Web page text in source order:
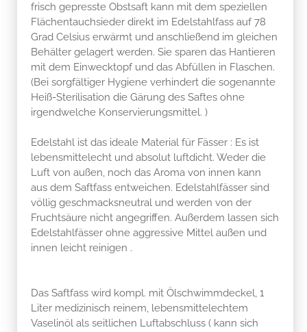
frisch gepresste Obstsaft kann mit dem speziellen
Flächentauchsieder direkt im Edelstahlfass auf 78
Grad Celsius erwärmt und anschließend im gleichen
Behälter gelagert werden. Sie sparen das Hantieren
mit dem Einwecktopf und das Abfüllen in Flaschen.
(Bei sorgfältiger Hygiene verhindert die sogenannte
Heiß-Sterilisation die Gärung des Saftes ohne
irgendwelche Konservierungsmittel. )
Edelstahl ist das ideale Material für Fässer : Es ist
lebensmittelecht und absolut luftdicht. Weder die
Luft von außen, noch das Aroma von innen kann
aus dem Saftfass entweichen. Edelstahlfässer sind
völlig geschmacksneutral und werden von der
Fruchtsäure nicht angegriffen. Außerdem lassen sich
Edelstahlfässer ohne aggressive Mittel außen und
innen leicht reinigen .
Das Saftfass wird kompl. mit Ölschwimmdeckel, 1
Liter medizinisch reinem, lebensmittelechtem
Vaselinöl als seitlichen Luftabschluss ( kann sich